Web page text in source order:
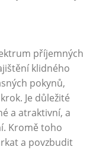
příjemných
klidného
pokynů,
Je důležité
a atraktivní, a
Kromě toho
a povzbudit